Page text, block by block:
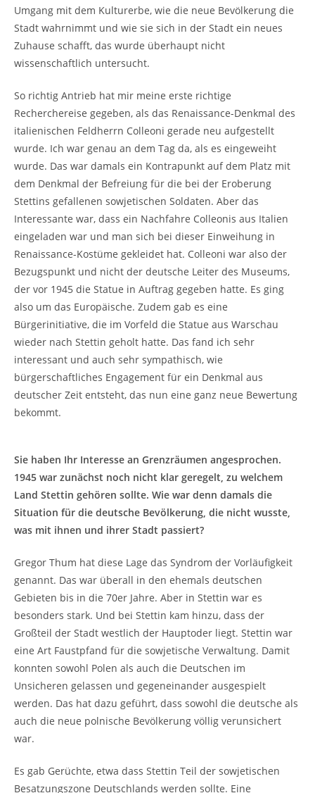
Umgang mit dem Kulturerbe, wie die neue Bevölkerung die
Stadt wahrnimmt und wie sie sich in der Stadt ein neues
Zuhause schafft, das wurde überhaupt nicht
wissenschaftlich untersucht.
So richtig Antrieb hat mir meine erste richtige
Recherchereise gegeben, als das Renaissance-Denkmal des
italienischen Feldherrn Colleoni gerade neu aufgestellt
wurde. Ich war genau an dem Tag da, als es eingeweiht
wurde. Das war damals ein Kontrapunkt auf dem Platz mit
dem Denkmal der Befreiung für die bei der Eroberung
Stettins gefallenen sowjetischen Soldaten. Aber das
Interessante war, dass ein Nachfahre Colleonis aus Italien
eingeladen war und man sich bei dieser Einweihung in
Renaissance-Kostüme gekleidet hat. Colleoni war also der
Bezugspunkt und nicht der deutsche Leiter des Museums,
der vor 1945 die Statue in Auftrag gegeben hatte. Es ging
also um das Europäische. Zudem gab es eine
Bürgerinitiative, die im Vorfeld die Statue aus Warschau
wieder nach Stettin geholt hatte. Das fand ich sehr
interessant und auch sehr sympathisch, wie
bürgerschaftliches Engagement für ein Denkmal aus
deutscher Zeit entsteht, das nun eine ganz neue Bewertung
bekommt.
Sie haben Ihr Interesse an Grenzräumen angesprochen.
1945 war zunächst noch nicht klar geregelt, zu welchem
Land Stettin gehören sollte. Wie war denn damals die
Situation für die deutsche Bevölkerung, die nicht wusste,
was mit ihnen und ihrer Stadt passiert?
Gregor Thum hat diese Lage das Syndrom der Vorläufigkeit
genannt. Das war überall in den ehemals deutschen
Gebieten bis in die 70er Jahre. Aber in Stettin war es
besonders stark. Und bei Stettin kam hinzu, dass der
Großteil der Stadt westlich der Hauptoder liegt. Stettin war
eine Art Faustpfand für die sowjetische Verwaltung. Damit
konnten sowohl Polen als auch die Deutschen im
Unsicheren gelassen und gegeneinander ausgespielt
werden. Das hat dazu geführt, dass sowohl die deutsche als
auch die neue polnische Bevölkerung völlig verunsichert
war.
Es gab Gerüchte, etwa dass Stettin Teil der sowjetischen
Besatzungszone Deutschlands werden sollte. Eine